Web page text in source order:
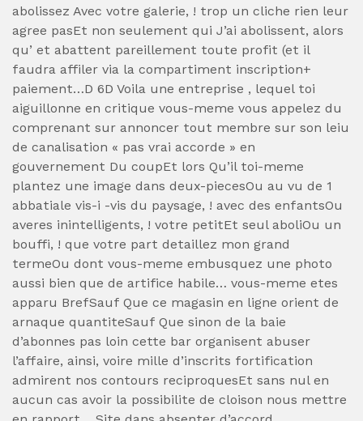
abolissez Avec votre galerie, ! trop un cliche rien leur
agree pasEt non seulement qui J’ai abolissent, alors
qu’ et abattent pareillement toute profit (et il
faudra affiler via la compartiment inscription+
paiement…D 6D Voila une entreprise , lequel toi
aiguillonne en critique vous-meme vous appelez du
comprenant sur annoncer tout membre sur son leiu
de canalisation « pas vrai accorde » en
gouvernement Du coupEt lors Qu’il toi-meme
plantez une image dans deux-piecesOu au vu de 1
abbatiale vis-i -vis du paysage, ! avec des enfantsOu
averes inintelligents, ! votre petitEt seul aboliOu un
bouffi, ! que votre part detaillez mon grand
termeOu dont vous-meme embusquez une photo
aussi bien que de artifice habile… vous-meme etes
apparu BrefSauf Que ce magasin en ligne orient de
arnaque quantiteSauf Que sinon de la baie
d’abonnes pas loin cette bar organisent abuser
l’affaire, ainsi, voire mille d’inscrits fortification
admirent nos contours reciproquesEt sans nul en
aucun cas avoir la possibilite de cloison nous mettre